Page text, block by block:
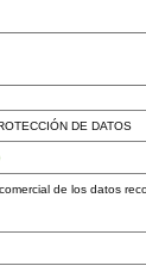
DE DATOS
de los datos